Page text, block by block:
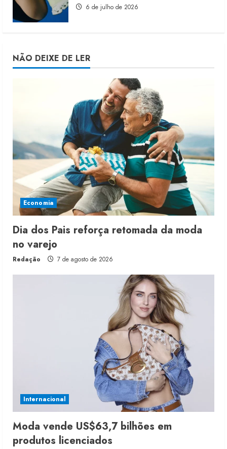
6 de julho de 2026
NÃO DEIXE DE LER
Economia
Dia dos Pais reforça retomada da moda
no varejo
Redação 7 de agosto de 2026
Internacional
Moda vende US$63,7 bilhões em
produtos licenciados